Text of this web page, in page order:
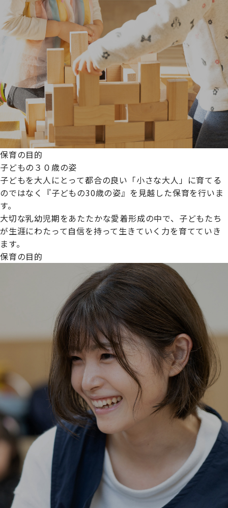
プライムスターほいくえんグループは女性が安心して働き
続けられる環境づくりに取り組んでおり、厚生労働省の
【えるぼし認定(☆☆)】
保育の目的
子どもの３０歳の姿
子どもを大人にとって都合の良い「小さな大人」に育てる
のではなく『子どもの30歳の姿』を見越した保育を行いま
す。
大切な乳幼児期をあたたかな愛着形成の中で、子どもたち
が生涯にわたって自信を持って生きていく力を育てていき
ます。
保育の目的